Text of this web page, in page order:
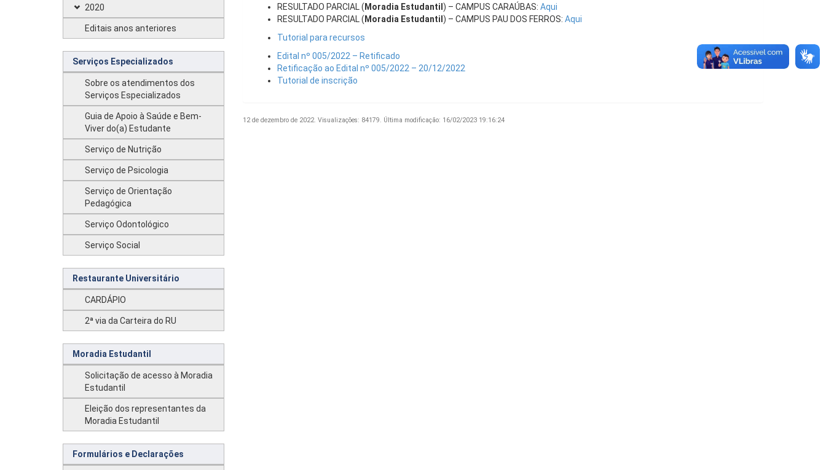
2020
Editais anos anteriores
Serviços Especializados
Sobre os atendimentos dos
Serviços Especializados
Guia de Apoio à Saúde e Bem-
Viver do(a) Estudante
Serviço de Nutrição
Serviço de Psicologia
Serviço de Orientação
Pedagógica
Serviço Odontológico
Serviço Social
Restaurante Universitário
CARDÁPIO
2ª via da Carteira do RU
Moradia Estudantil
Solicitação de acesso à Moradia
Estudantil
Eleição dos representantes da
Moradia Estudantil
Formulários e Declarações
RESULTADO PARCIAL ( Moradia Estudantil ) – CAMPUS CARAÚBAS: Aqui
RESULTADO PARCIAL ( Moradia Estudantil ) – CAMPUS PAU DOS FERROS: Aqui
Tutorial para recursos
Edital nº 005/2022 – Retificado
Retificação ao Edital nº 005/2022 – 20/12/2022
Tutorial de inscrição
12 de dezembro de 2022. Visualizações: 84179. Última modificação: 16/02/2023 19:16:24